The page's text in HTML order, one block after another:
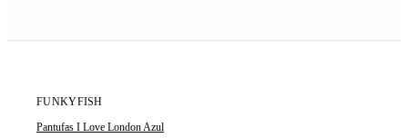
FUNKYFISH
Pantufas I Love London Azul